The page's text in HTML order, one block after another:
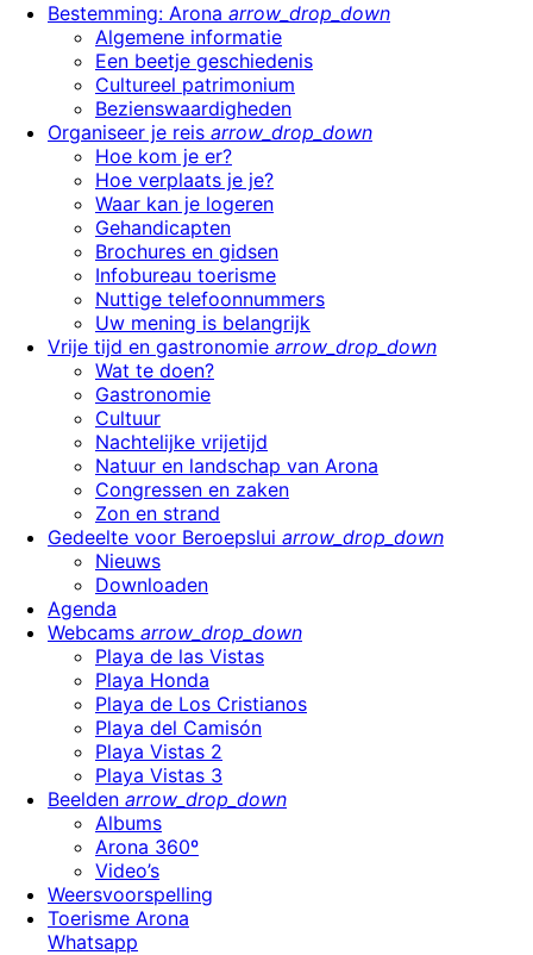
Bestemming: Arona arrow_drop_down
Algemene informatie
Een beetje geschiedenis
Cultureel patrimonium
Bezienswaardigheden
Organiseer je reis arrow_drop_down
Hoe kom je er?
Hoe verplaats je je?
Waar kan je logeren
Gehandicapten
Brochures en gidsen
Infobureau toerisme
Nuttige telefoonnummers
Uw mening is belangrijk
Vrije tijd en gastronomie arrow_drop_down
Wat te doen?
Gastronomie
Cultuur
Nachtelijke vrijetijd
Natuur en landschap van Arona
Congressen en zaken
Zon en strand
Gedeelte voor Beroepslui arrow_drop_down
Nieuws
Downloaden
Agenda
Webcams arrow_drop_down
Playa de las Vistas
Playa Honda
Playa de Los Cristianos
Playa del Camisón
Playa Vistas 2
Playa Vistas 3
Beelden arrow_drop_down
Albums
Arona 360º
Video’s
Weersvoorspelling
Toerisme Arona
Whatsapp